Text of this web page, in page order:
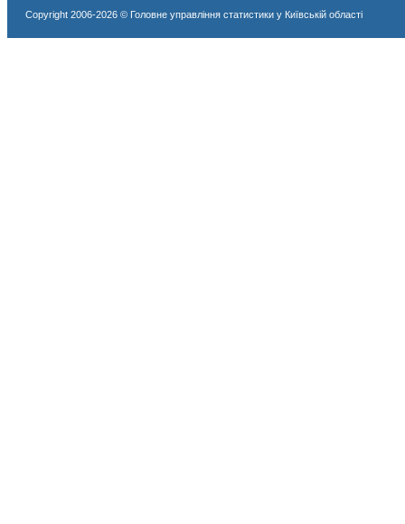
Copyright 2006-2026 © Головне управління статистики у Київській області